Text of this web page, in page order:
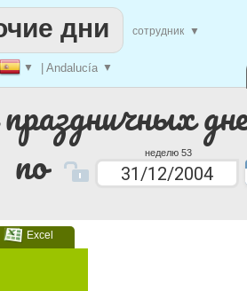
по неделю 53
Excel
▼ | Andalucía ▼
дни сотрудник ▼